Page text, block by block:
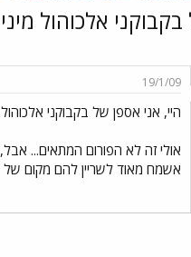
אלכוהול
19/1/09
היי, אני אספן של בקבוקני אלכוהול
אולי זה לא הפורום המתאים...
אשמח מאוד לשריין להם מקום